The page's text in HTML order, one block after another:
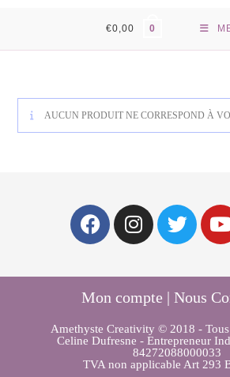
€0,00 0
AUCUN PRODUIT NE CORRESPOND À
Mon compte Nous
Amethyste Creativity © 2018 -
Celine Dufresne - Entrepreneur
84272088000033
TVA non applicable Art 293